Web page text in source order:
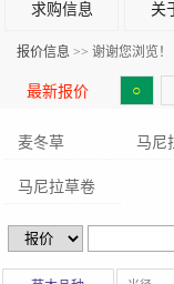
求购信息 关
报价信息 >> 谢谢您浏览！
最新报价 ○
麦冬草 马尼
马尼拉草卷